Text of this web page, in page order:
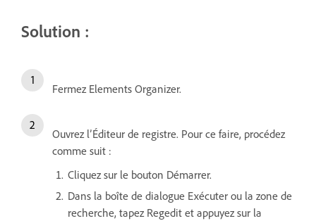
Solution :
Fermez Elements Organizer.
Ouvrez l’Éditeur de registre. Pour ce faire, procédez
comme suit :
Cliquez sur le bouton Démarrer.
Dans la boîte de dialogue Exécuter ou la zone de
recherche, tapez Regedit et appuyez sur la